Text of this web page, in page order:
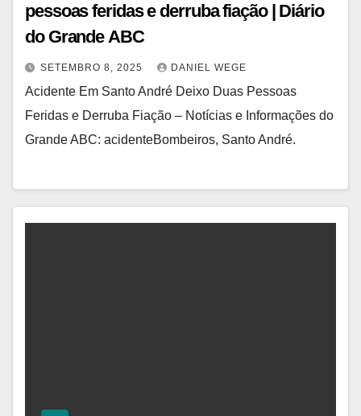
pessoas feridas e derruba fiação | Diário
do Grande ABC
SETEMBRO 8, 2025 DANIEL WEGE
Acidente Em Santo André Deixo Duas Pessoas
Feridas e Derruba Fiação – Notícias e Informações do
Grande ABC: acidenteBombeiros, Santo André.